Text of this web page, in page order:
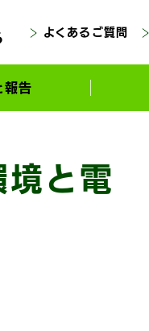
よくあるご質問
報告
境と電